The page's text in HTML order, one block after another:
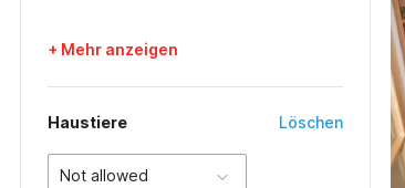
+ Mehr anzeigen
Haustiere Löschen
Not allowed